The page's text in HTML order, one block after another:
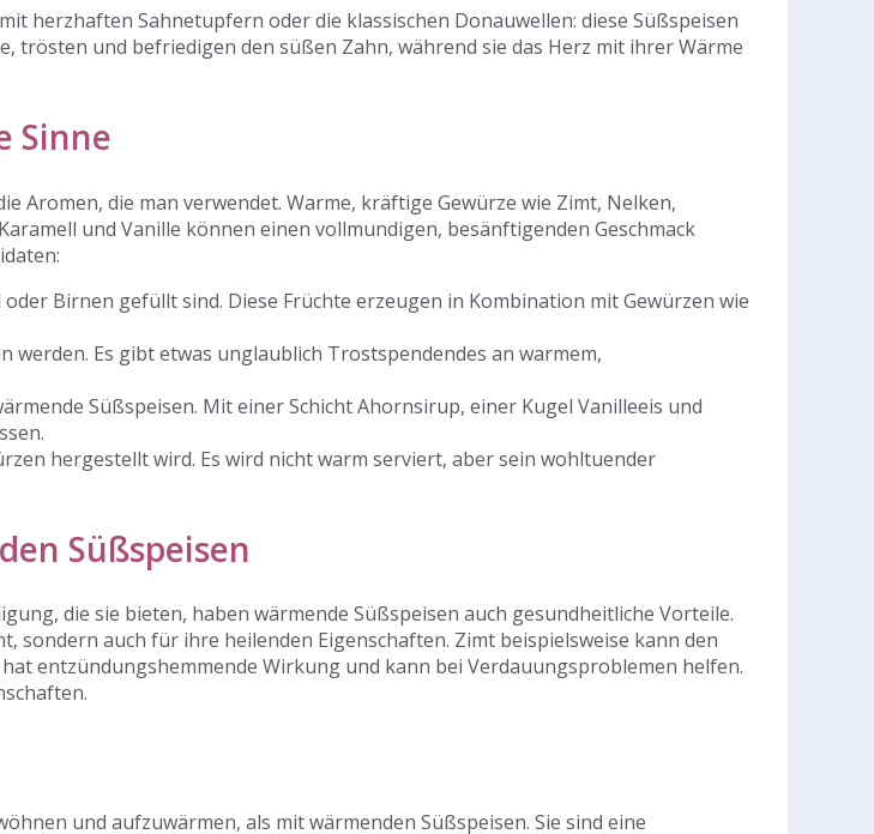
herzhaften Sahnetupfern oder die klassischen Donauwellen: diese Süßspeisen
trösten und befriedigen den süßen Zahn, während sie das Herz mit ihrer Wärme
Sinne
Aromen, die man verwendet. Warme, kräftige Gewürze wie Zimt, Nelken,
und Vanille können einen vollmundigen, besänftigenden Geschmack
Birnen gefüllt sind. Diese Früchte erzeugen in Kombination mit Gewürzen wie
werden. Es gibt etwas unglaublich Trostspendendes an warmem,
Süßspeisen. Mit einer Schicht Ahornsirup, einer Kugel Vanilleeis und
hergestellt wird. Es wird nicht warm serviert, aber sein wohltuender
Süßspeisen
die sie bieten, haben wärmende Süßspeisen auch gesundheitliche Vorteile.
sondern auch für ihre heilenden Eigenschaften. Zimt beispielsweise kann den
entzündungshemmende Wirkung und kann bei Verdauungsproblemen helfen.
und aufzuwärmen, als mit wärmenden Süßspeisen. Sie sind eine